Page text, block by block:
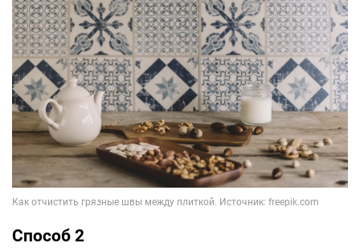
Способ 2